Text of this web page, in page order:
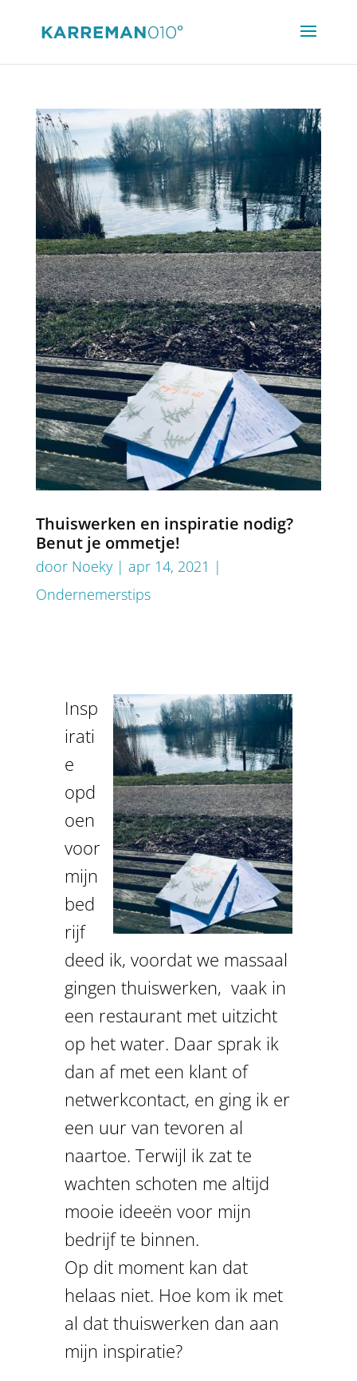
Thuiswerken en inspiratie nodig?
Benut je ommetje!
door Noeky| apr 14, 2021 |
Ondernemerstips
Insp
irati
e
opd
oen
voor
mijn
bed
rijf
deed ik, voordat we massaal
gingen thuiswerken, vaak in
een restaurant met uitzicht
op het water. Daar sprak ik
dan af met een klant of
netwerkcontact, en ging ik er
een uur van tevoren al
naartoe. Terwijl ik zat te
wachten schoten me altijd
mooie ideeën voor mijn
bedrijf te binnen.
Op dit moment kan dat
helaas niet. Hoe kom ik met
al dat thuiswerken dan aan
mijn inspiratie?